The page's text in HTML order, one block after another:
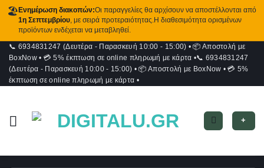
🏖️ Ενημέρωση διακοπών:Οι παραγγελίες θα αρχίσουν να αποστέλλονται από
1η Σεπτεμβρίου, με σειρά προτεραιότητας.Η διαθεσιμότητα ορισμένων
προϊόντων ενδέχεται να μεταβληθεί.
Μετάβαση
στο
περιεχόμενο
📞 6934831247 (Δευτέρα - Παρασκευή 10:00 - 15:00) • 📦 Αποστολή με
BoxNow • 💳 5% έκπτωση σε online πληρωμή με κάρτα •📞 6934831247
(Δευτέρα - Παρασκευή 10:00 - 15:00) • 📦 Αποστολή με BoxNow • 💳 5%
έκπτωση σε online πληρωμή με κάρτα •
+